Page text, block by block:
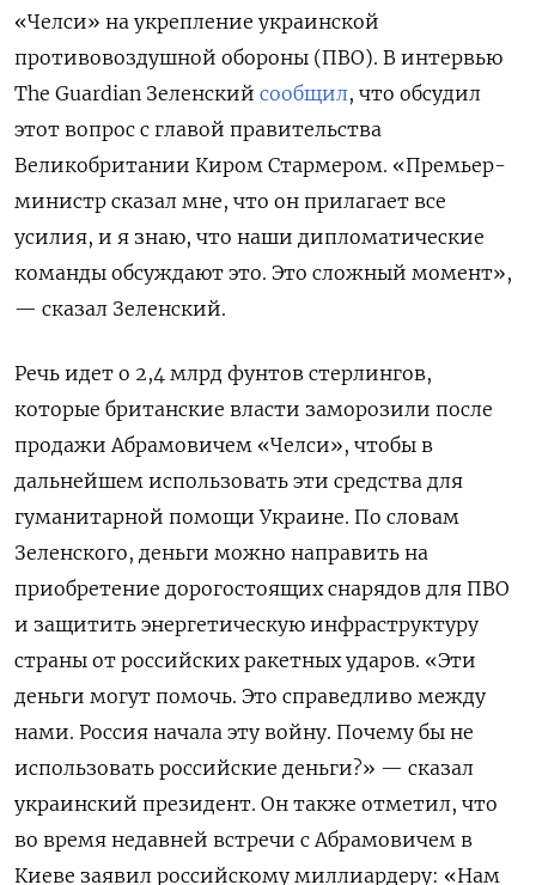
«Челси» на укрепление украинской
противовоздушной обороны (ПВО). В интервью
The Guardian Зеленский сообщил, что обсудил
этот вопрос с главой правительства
Великобритании Киром Стармером. «Премьер-
министр сказал мне, что он прилагает все
усилия, и я знаю, что наши дипломатические
команды обсуждают это. Это сложный момент»,
— сказал Зеленский.
Речь идет о 2,4 млрд фунтов стерлингов,
которые британские власти заморозили после
продажи Абрамовичем «Челси», чтобы в
дальнейшем использовать эти средства для
гуманитарной помощи Украине. По словам
Зеленского, деньги можно направить на
приобретение дорогостоящих снарядов для ПВО
и защитить энергетическую инфраструктуру
страны от российских ракетных ударов. «Эти
деньги могут помочь. Это справедливо между
нами. Россия начала эту войну. Почему бы не
использовать российские деньги?» — сказал
украинский президент. Он также отметил, что
во время недавней встречи с Абрамовичем в
Киеве заявил российскому миллиардеру: «Нам